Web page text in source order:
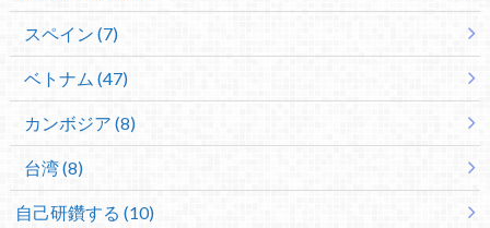
スペイン (7)
ベトナム (47)
カンボジア (8)
台湾 (8)
自己研鑽する (10)